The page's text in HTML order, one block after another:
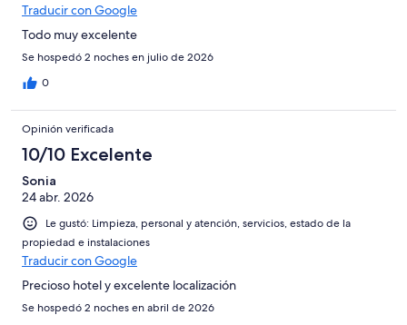
Traducir con Google
Todo muy excelente
Se hospedó 2 noches en julio de 2026
0
Opinión verificada
10/10 Excelente
Sonia
24 abr. 2026
Le gustó: Limpieza, personal y atención, servicios, estado de la
propiedad e instalaciones
Traducir con Google
Precioso hotel y excelente localización
Se hospedó 2 noches en abril de 2026